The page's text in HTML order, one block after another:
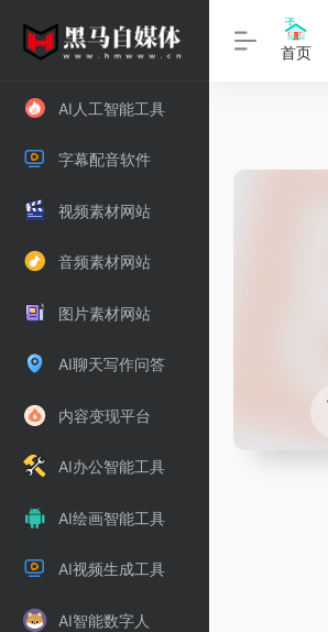
AI人工智能工具
字幕配音软件
视频素材网站
音频素材网站
图片素材网站
AI聊天写作问答
内容变现平台
AI办公智能工具
AI绘画智能工具
AI视频生成工具
AI智能数字人
首页